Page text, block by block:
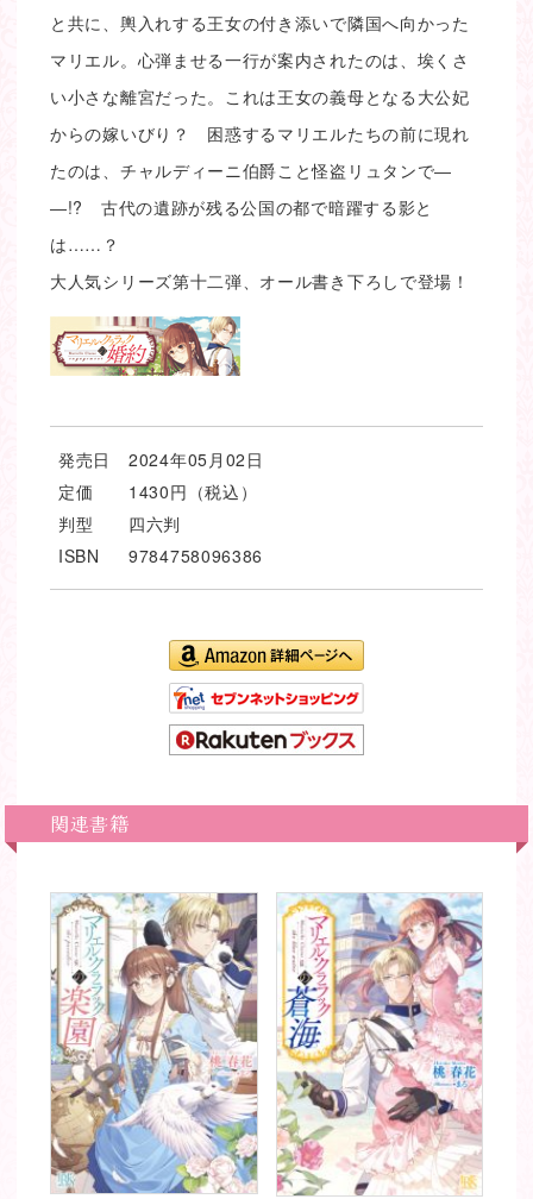
と共に、輿入れする王女の付き添いで隣国へ向かった
マリエル。心弾ませる一行が案内されたのは、埃くさ
い小さな離宮だった。これは王女の義母となる大公妃
からの嫁いびり？ 困惑するマリエルたちの前に現れ
たのは、チャルディーニ伯爵こと怪盗リュタンで―
―!? 古代の遺跡が残る公国の都で暗躍する影と
は……？
大人気シリーズ第十二弾、オール書き下ろしで登場！
発売日
2024年05月02日
定価
1430円（税込）
判型
四六判
ISBN
9784758096386
関連書籍